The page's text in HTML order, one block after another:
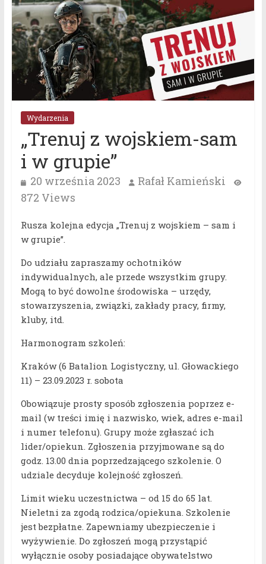
Wydarzenia
„Trenuj z wojskiem-sam
i w grupie”
20 września 2023
Rafał Kamieński
872 Views
Rusza kolejna edycja „Trenuj z wojskiem – sam i
w grupie”.
Do udziału zapraszamy ochotników
indywidualnych, ale przede wszystkim grupy.
Mogą to być dowolne środowiska – urzędy,
stowarzyszenia, związki, zakłady pracy, firmy,
kluby, itd.
Harmonogram szkoleń:
Kraków (6 Batalion Logistyczny, ul. Głowackiego
11) – 23.09.2023 r. sobota
Obowiązuje prosty sposób zgłoszenia poprzez e-
mail (w treści imię i nazwisko, wiek, adres e-mail
i numer telefonu). Grupy może zgłaszać ich
lider/opiekun. Zgłoszenia przyjmowane są do
godz. 13.00 dnia poprzedzającego szkolenie. O
udziale decyduje kolejność zgłoszeń.
Limit wieku uczestnictwa – od 15 do 65 lat.
Nieletni za zgodą rodzica/opiekuna. Szkolenie
jest bezpłatne. Zapewniamy ubezpieczenie i
wyżywienie. Do zgłoszeń mogą przystąpić
wyłącznie osoby posiadające obywatelstwo